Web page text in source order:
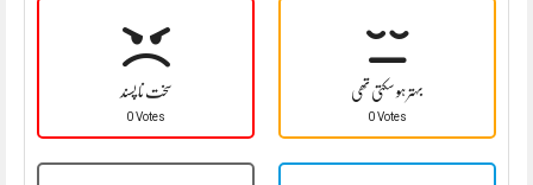
سخت نا پسند
0 Votes
بہتر ہو سکتی تھی
0 Votes